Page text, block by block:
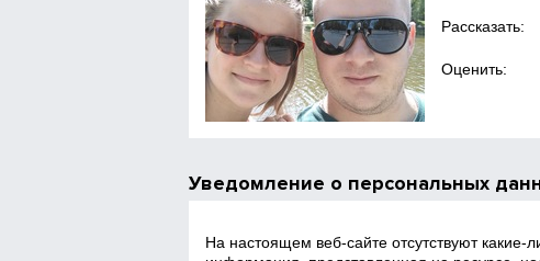
Рассказать:
Оценить:
Уведомление о персональных
На настоящем веб‑сайте отсутствуют